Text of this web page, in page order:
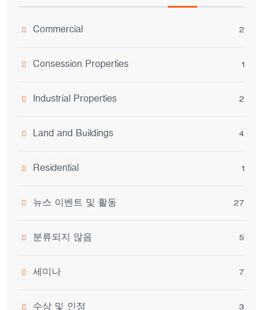
Commercial 2
Consession Properties 1
Industrial Properties 2
Land and Buildings 4
Residential 1
뉴스 이벤트 및 활동 27
분류되지 않음 5
세미나 7
수상 및 인정 3